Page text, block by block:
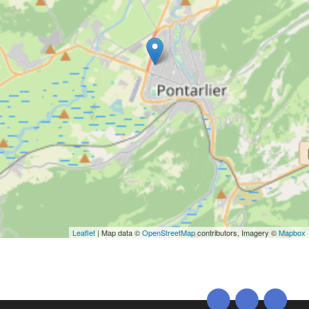
Leaflet | Map data ©OpenStreetMapcontributors, Imagery ©Mapbox